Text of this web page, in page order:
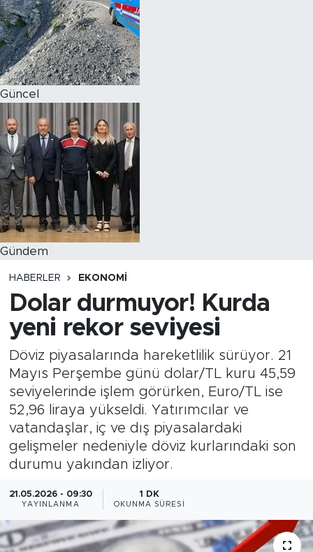
Güncel
Gündem
HABERLER EKONOMI
Dolar durmuyor! Kurda
yeni rekor seviyesi
Döviz piyasalarında hareketlilik sürüyor. 21
Mayıs Perşembe günü dolar/TL kuru 45,59
seviyelerinde işlem görürken, Euro/TL ise
52,96 liraya yükseldi. Yatırımcılar ve
vatandaşlar, iç ve dış piyasalardaki
gelişmeler nedeniyle döviz kurlarındaki son
durumu yakından izliyor.
21.05.2026 - 09:30
YAYINLANMA
1 DK
OKUNMA SÜRESI
Magazin
Özel Haber
Politika
Resmi İlanlar
Sağlık
Spor
Turizm